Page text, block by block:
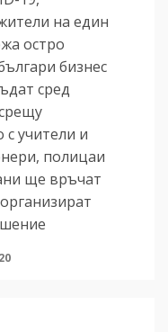
на един
остро
бизнес
сред
учители и
полицаи
ще връчат